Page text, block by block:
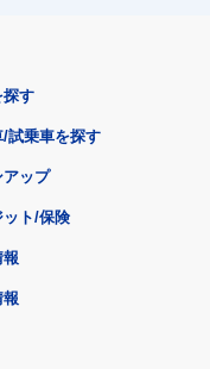
探す
/試乗車を探す
アップ
ット/保険